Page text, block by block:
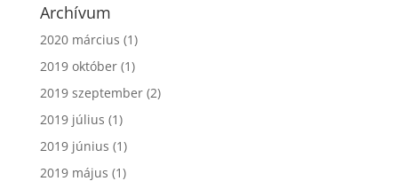
Archívum
2020 március (1)
2019 október(1)
2019 szeptember(2)
2019 július (1)
2019 június (1)
2019 május (1)